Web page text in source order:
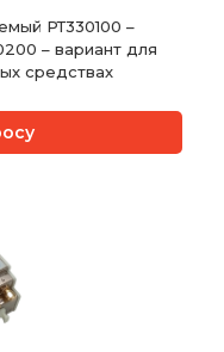
РТ330100 –
– вариант для
средствах